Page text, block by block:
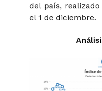
del país,
el 1 de diciembre.